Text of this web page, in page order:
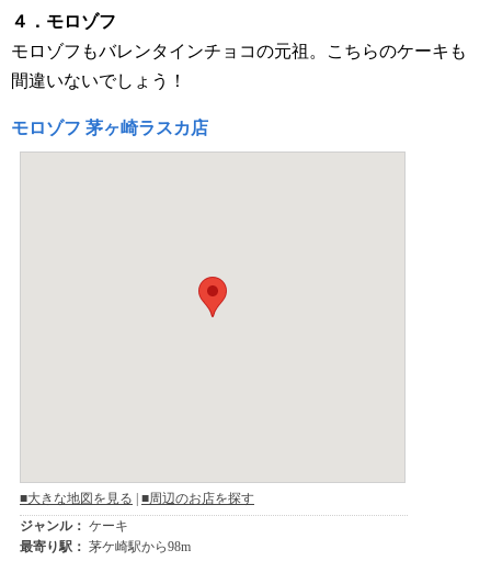
４．モロゾフ
モロゾフもバレンタインチョコの元祖。こちらのケーキも
間違いないでしょう！
モロゾフ 茅ヶ崎ラスカ店